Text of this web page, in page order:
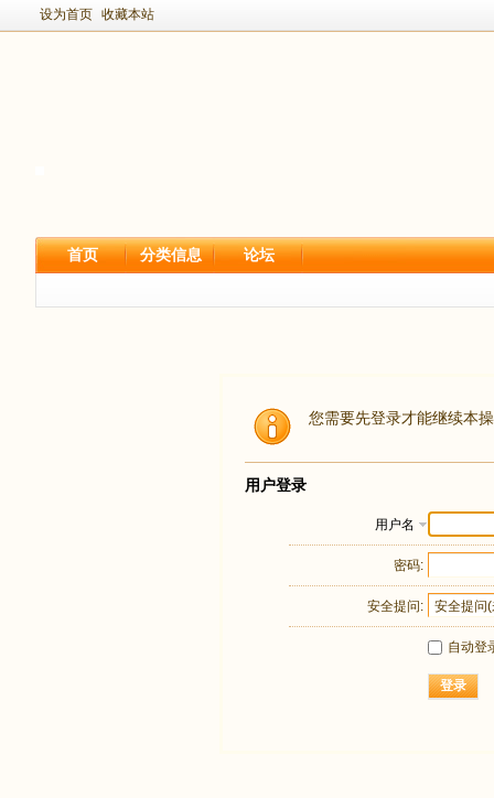
设为首页 收藏本站
首页 分类信息 论坛
您需要先登录才能继续本
用户登录
用户名
密码:
安全提问:
自动登
登录